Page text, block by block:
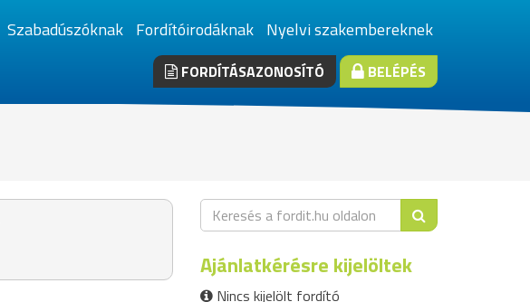
Szabadúszóknak Fordítóirodáknak Nyelvi szakembereknek
FORDÍTÁSAZONOSÍTÓ BELÉPÉS
Ajánlatkérésre kijelöltek
Nincs kijelölt fordító